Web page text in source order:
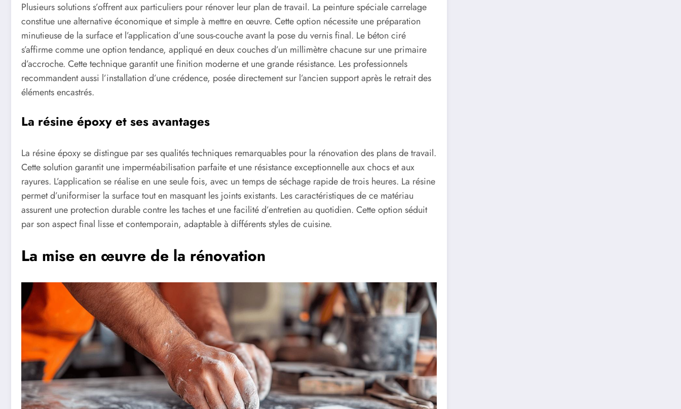
Plusieurs solutions s’offrent aux particuliers pour rénover leur plan de travail. La peinture spéciale carrelage
constitue une alternative économique et simple à mettre en œuvre. Cette option nécessite une préparation
minutieuse de la surface et l’application d’une sous-couche avant la pose du vernis final. Le béton ciré
s’affirme comme une option tendance, appliqué en deux couches d’un millimètre chacune sur une primaire
d’accroche. Cette technique garantit une finition moderne et une grande résistance. Les professionnels
recommandent aussi l’installation d’une crédence, posée directement sur l’ancien support après le retrait des
éléments encastrés.
La résine époxy et ses avantages
La résine époxy se distingue par ses qualités techniques remarquables pour la rénovation des plans de travail.
Cette solution garantit une imperméabilisation parfaite et une résistance exceptionnelle aux chocs et aux
rayures. L’application se réalise en une seule fois, avec un temps de séchage rapide de trois heures. La résine
permet d’uniformiser la surface tout en masquant les joints existants. Les caractéristiques de ce matériau
assurent une protection durable contre les taches et une facilité d’entretien au quotidien. Cette option séduit
par son aspect final lisse et contemporain, adaptable à différents styles de cuisine.
La mise en œuvre de la rénovation